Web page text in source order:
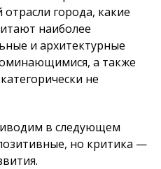
города, какие
наиболее
и архитектурные
а также
не
в следующем
но критика —